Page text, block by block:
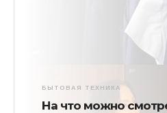
БЫТОВАЯ ТЕХНИКА
На что можно